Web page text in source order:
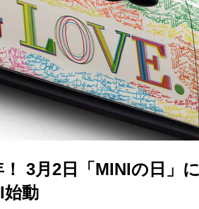
3月2日「MINIの日」
動